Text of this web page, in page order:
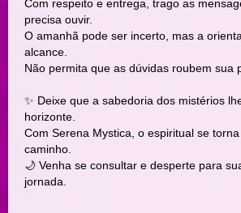
Com respeito e entrega, trago as
precisa ouvir.
O amanhã pode ser incerto, mas a
alcance.
Não permita que as dúvidas roubem sua
✨ Deixe que a sabedoria dos mistérios
horizonte.
Com Serena Mystica, o espiritual se
caminho.
🌙 Venha se consultar e desperte para
jornada.